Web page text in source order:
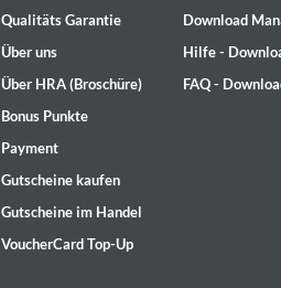
Convergence (Reference Edition)
Qualitäts Garantie
Über uns
Über HRA (Broschüre)
Bonus Punkte
Payment
Gutscheine kaufen
Gutscheine im Handel
VoucherCard Top-Up
Download
Hilfe -
FAQ -